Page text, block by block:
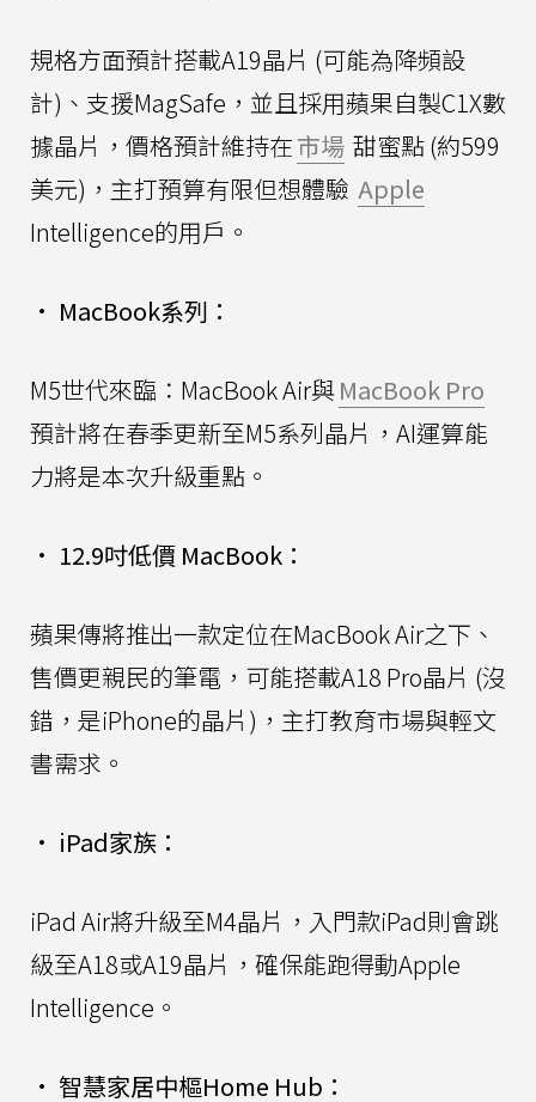
規格方面預計搭載A19晶片 (可能為降頻設
計)、支援MagSafe，並且採用蘋果自製C1X數
據晶片，價格預計維持在市場 甜蜜點 (約599
美元)，主打預算有限但想體驗 Apple
Intelligence的用戶。
• MacBook系列：
M5世代來臨：MacBook Air與 MacBook Pro
預計將在春季更新至M5系列晶片，AI運算能
力將是本次升級重點。
• 12.9吋低價 MacBook：
蘋果傳將推出一款定位在MacBook Air之下、
售價更親民的筆電，可能搭載A18 Pro晶片 (沒
錯，是iPhone的晶片)，主打教育市場與輕文
書需求。
• iPad家族：
iPad Air將升級至M4晶片，入門款iPad則會跳
級至A18或A19晶片，確保能跑得動Apple
Intelligence。
• 智慧家居中樞Home Hub：